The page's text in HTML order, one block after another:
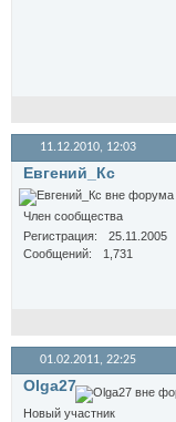
11.12.2010, 12:03
Евгений_Кс
Член сообщества
Регистрация
25.11.2005
Сообщений
1,731
01.02.2011, 22:25
Olga27
Новый участник